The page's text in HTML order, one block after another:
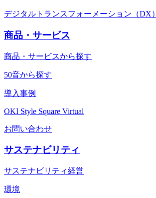
デジタルトランスフォーメーション（DX）
商品・サービス
商品・サービスから探す
50音から探す
導入事例
OKI Style Square Virtual
お問い合わせ
サステナビリティ
サステナビリティ経営
環境